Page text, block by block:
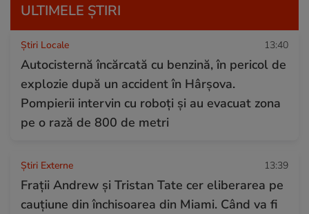
ULTIMELE ȘTIRI
Știri Locale 13:40
Autocisternă încărcată cu benzină, în pericol de
explozie după un accident în Hârșova.
Pompierii intervin cu roboți și au evacuat zona
pe o rază de 800 de metri
Știri Externe 13:39
Frații Andrew și Tristan Tate cer eliberarea pe
cauțiune din închisoarea din Miami. Când va fi